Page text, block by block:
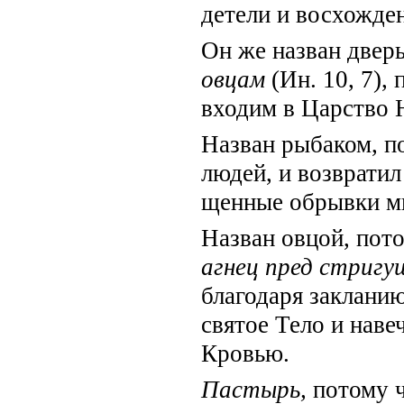
детели и
Он же назван
овцам (Ин. 10, 7),
входим в Царство
Назван рыбаком,
людей, и
щенные обрывки
Назван овцой,
агнец пред
благодаря
святое Тело и
Кровью.
Пастырь, потому